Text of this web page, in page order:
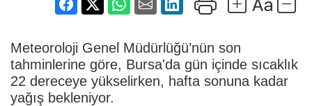
Meteoroloji Genel Müdürlüğü’nün son
tahminlerine göre, Bursa'da gün içinde sıcaklık
22 dereceye yükselirken, hafta sonuna kadar
yağış bekleniyor.